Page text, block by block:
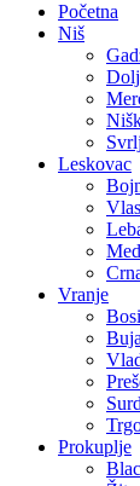
Početna
Niš
Leskovac
Vranje
Prokuplje